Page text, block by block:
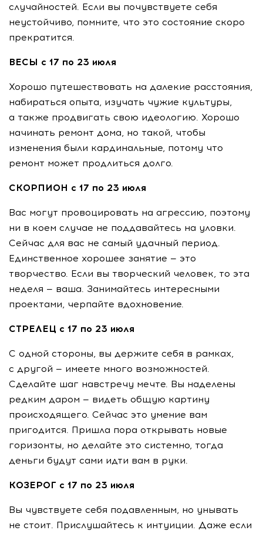
случайностей. Если вы почувствуете себя
неустойчиво, помните, что это состояние скоро
прекратится.
ВЕСЫ с 17 по 23 июля
Хорошо путешествовать на далекие расстояния,
набираться опыта, изучать чужие культуры,
а также продвигать свою идеологию. Хорошо
начинать ремонт дома, но такой, чтобы
изменения были кардинальные, потому что
ремонт может продлиться долго.
СКОРПИОН с 17 по 23 июля
Вас могут провоцировать на агрессию, поэтому
ни в коем случае не поддавайтесь на уловки.
Сейчас для вас не самый удачный период.
Единственное хорошее занятие — это
творчество. Если вы творческий человек, то эта
неделя — ваша. Занимайтесь интересными
проектами, черпайте вдохновение.
СТРЕЛЕЦ с 17 по 23 июля
С одной стороны, вы держите себя в рамках,
с другой — имеете много возможностей.
Сделайте шаг навстречу мечте. Вы наделены
редким даром — видеть общую картину
происходящего. Сейчас это умение вам
пригодится. Пришла пора открывать новые
горизонты, но делайте это системно, тогда
деньги будут сами идти вам в руки.
КОЗЕРОГ с 17 по 23 июля
Вы чувствуете себя подавленным, но унывать
не стоит. Прислушайтесь к интуиции. Даже если